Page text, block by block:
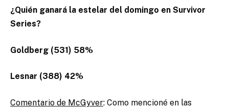
¿Quién ganará la estelar del domingo en Survivor
Series?
Goldberg (531) 58%
Lesnar (388) 42%
Comentario de McGyver: Como mencioné en las